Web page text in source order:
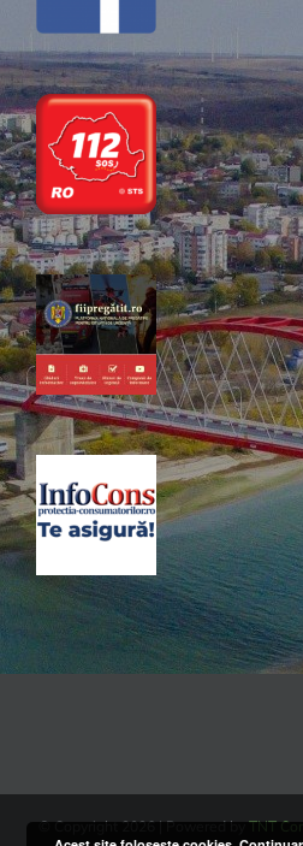
© Copyright2026 | Powered byTNT